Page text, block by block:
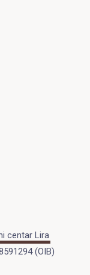
centar Lira
(OIB)